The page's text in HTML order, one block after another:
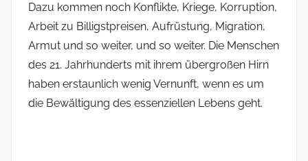
Dazu kommen noch Konflikte, Kriege, Korruption,
Arbeit zu Billigstpreisen, Aufrüstung, Migration,
Armut und so weiter, und so weiter. Die Menschen
des 21. Jahrhunderts mit ihrem übergroßen Hirn
haben erstaunlich wenig Vernunft, wenn es um
die Bewältigung des essenziellen Lebens geht.